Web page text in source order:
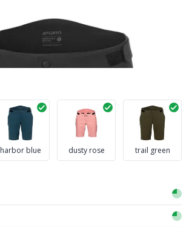
harbor blue dusty rose trail green